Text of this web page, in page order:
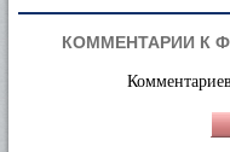
КОММЕНТАРИИ К